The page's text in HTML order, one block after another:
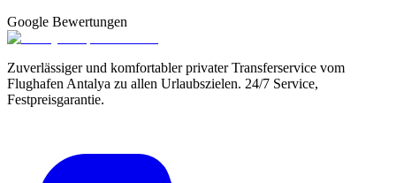
Google Bewertungen
Zuverlässiger und komfortabler privater Transferservice vom
Flughafen Antalya zu allen Urlaubszielen. 24/7 Service,
Festpreisgarantie.